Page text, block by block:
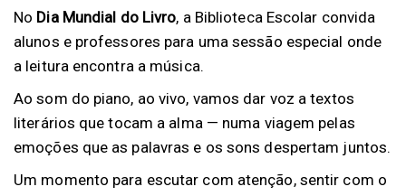
No Dia Mundial do Livro, a Biblioteca Escolar convida
alunos e professores para uma sessão especial onde
a leitura encontra a música.
Ao som do piano, ao vivo, vamos dar voz a textos
literários que tocam a alma — numa viagem pelas
emoções que as palavras e os sons despertam juntos.
Um momento para escutar com atenção, sentir com o